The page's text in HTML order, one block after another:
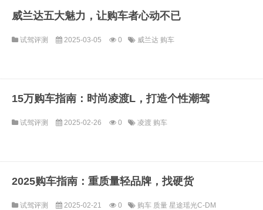
威兰达五大魅力，让购车者心动不已
试驾评测 2025-03-05 0 威兰达 购车
15万购车指南：时尚凌渡L，打造个性潮驾
试驾评测 2025-02-26 0 凌渡 购车
2025购车指南：重质量轻品牌，找硬货
试驾评测 2025-02-21 0 购车 质量 星途瑶光C-DM